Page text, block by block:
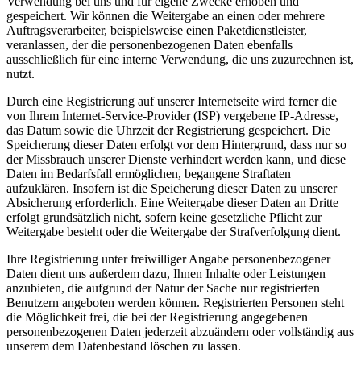
gespeichert. Wir können die Weitergabe an einen oder mehrere
Auftragsverarbeiter, beispielsweise einen Paketdienstleister,
veranlassen, der die personenbezogenen Daten ebenfalls
ausschließlich für eine interne Verwendung, die uns zuzurechnen ist,
nutzt.
Durch eine Registrierung auf unserer Internetseite wird ferner die
von Ihrem Internet-Service-Provider (ISP) vergebene IP-Adresse,
das Datum sowie die Uhrzeit der Registrierung gespeichert. Die
Speicherung dieser Daten erfolgt vor dem Hintergrund, dass nur so
der Missbrauch unserer Dienste verhindert werden kann, und diese
Daten im Bedarfsfall ermöglichen, begangene Straftaten
aufzuklären. Insofern ist die Speicherung dieser Daten zu unserer
Absicherung erforderlich. Eine Weitergabe dieser Daten an Dritte
erfolgt grundsätzlich nicht, sofern keine gesetzliche Pflicht zur
Weitergabe besteht oder die Weitergabe der Strafverfolgung dient.
Ihre Registrierung unter freiwilliger Angabe personenbezogener
Daten dient uns außerdem dazu, Ihnen Inhalte oder Leistungen
anzubieten, die aufgrund der Natur der Sache nur registrierten
Benutzern angeboten werden können. Registrierten Personen steht
die Möglichkeit frei, die bei der Registrierung angegebenen
personenbezogenen Daten jederzeit abzuändern oder vollständig aus
unserem dem Datenbestand löschen zu lassen.